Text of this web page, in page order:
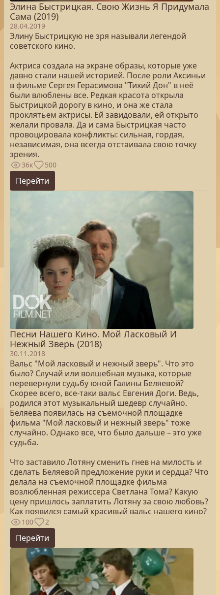
Элина Быстрицкая. Свою Жизнь Я Придумала
Сама (2019)
28.04.2019
Элину Быстрицкую не зря называли легендой
советского кино.
Актриса создала на экране образы, которые уже
давно стали нашей историей. После роли Аксиньи
в фильме Сергея Герасимова "Тихий Дон" в неё
были влюблены все. Редкая красота открыла
Быстрицкой дорогу в кино, и она же стала
проклятьем актрисы. Ей завидовали, ей открыто
желали провала. Да и сама Быстрицкая часто
провоцировала конфликты: сильная, гордая,
независимая, она всегда отстаивала свою точку
зрения.
36к 500
Перейти
Песни Нашего Кино. Мой Ласковый И
Нежный Зверь (2018)
30.11.2018
Вальс "Мой ласковый и нежный зверь". Что это
было? Случай или волшебная музыка, которые
перевернули судьбу юной Галины Беляевой?
Скорее всего, все-таки вальс Евгения Доги. Ведь,
родился этот музыкальный шедевр случайно.
Беляева появилась на съемочной площадке
фильма "Мой ласковый и нежный зверь" тоже
случайно. Однако все, что было дальше – это уже
судьба.
Что заставило Лотяну сменить гнев на милость и
сделать Беляевой предложение руки и сердца? Что
делала на съемочной площадке фильма
возлюбленная режиссера Светлана Тома? Какую
цену пришлось заплатить Лотяну за свою любовь?
Как появился самый красивый вальс нашего кино?
100 2
Перейти